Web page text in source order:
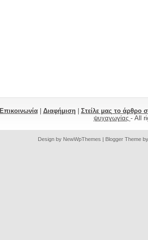
Επικοινωνία| Διαφήμιση| Στείλε μας το άρθρο
ψυχαγωγίας - All
Design by NewWpThemes | Blogger Theme